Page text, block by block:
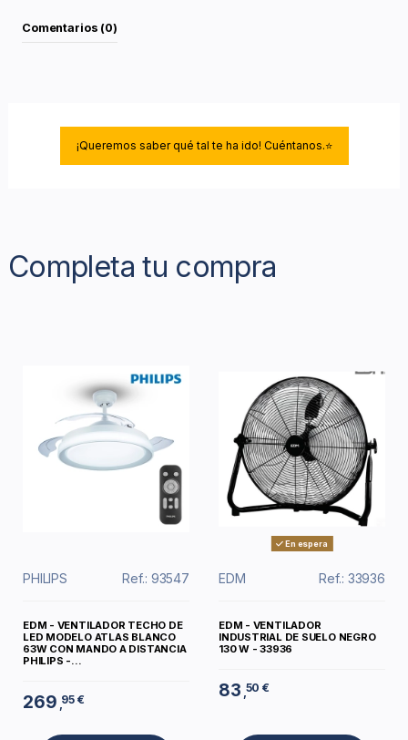
Comentarios (0)
¡Queremos saber qué tal te ha ido! Cuéntanos.⭐
Completa tu compra
PHILIPS Ref.: 93547
EDM - VENTILADOR TECHO DE
LED MODELO ATLAS BLANCO
63W CON MANDO A DISTANCIA
PHILIPS -...
269 ,95 €
En espera
EDM Ref.: 33936
EDM - VENTILADOR
INDUSTRIAL DE SUELO NEGRO
130 W - 33936
83 ,50 €